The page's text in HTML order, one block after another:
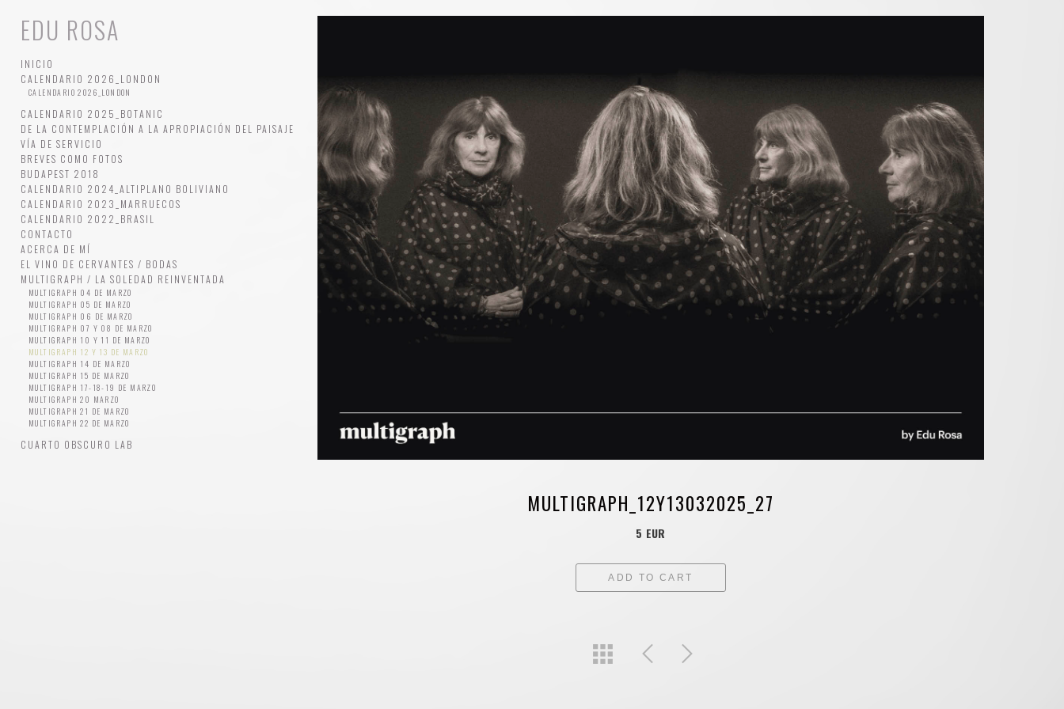
EDU ROSA
INICIO
CALENDARIO 2026_LONDON
CALENDARIO 2026_LONDON
CALENDARIO 2025_BOTANIC
DE LA CONTEMPLACIÓN A LA APROPIACIÓN DEL PAISAJE
VÍA DE SERVICIO
BREVES COMO FOTOS
BUDAPEST 2018
CALENDARIO 2024_ALTIPLANO BOLIVIANO
CALENDARIO 2023_MARRUECOS
CALENDARIO 2022_BRASIL
CONTACTO
ACERCA DE MÍ
EL VINO DE CERVANTES / BODAS
MULTIGRAPH / LA SOLEDAD REINVENTADA
MULTIGRAPH 04 DE MARZO
MULTIGRAPH 05 DE MARZO
MULTIGRAPH 06 DE MARZO
MULTIGRAPH 07 Y 08 DE MARZO
MULTIGRAPH 10 Y 11 DE MARZO
MULTIGRAPH 12 Y 13 DE MARZO
MULTIGRAPH 14 DE MARZO
MULTIGRAPH 15 DE MARZO
MULTIGRAPH 17-18-19 DE MARZO
MULTIGRAPH 20 MARZO
MULTIGRAPH 21 DE MARZO
MULTIGRAPH 22 DE MARZO
CUARTO OBSCURO LAB
MULTIGRAPH_12Y13032025_27
5 EUR
ADD TO CART